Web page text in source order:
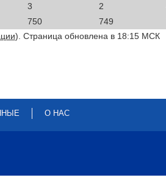
3 2
750 749
). Страница обновлена в 18:15 МСК
О НАС